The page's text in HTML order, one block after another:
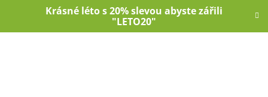
Krásné léto s 20% slevou abyste zářili
"LETO20"